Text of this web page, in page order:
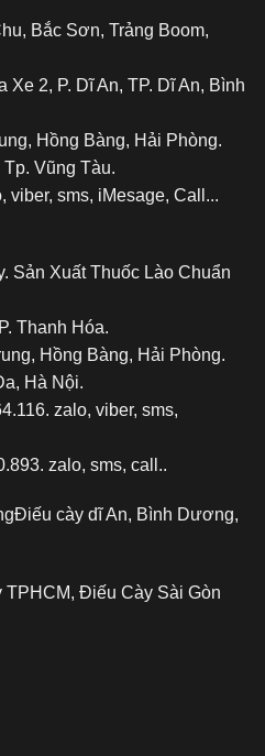
Bắc Sơn, Trảng Boom,
Xe 2, P. Dĩ An, TP. Dĩ An, Bình
Hồng Bàng, Hải Phòng.
Vũng Tàu.
viber, sms, iMesage, Call...
Sản Xuất Thuốc Lào Chuẩn
Thanh Hóa.
Hồng Bàng, Hải Phòng.
Hà Nội.
zalo, viber, sms,
zalo, sms, call..
Điếu cày dĩ An, Bình Dương,
TPHCM, Điếu Cày Sài Gòn